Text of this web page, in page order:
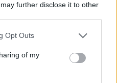
further disclose it to other
Opt Outs
of my
tartalmazza: